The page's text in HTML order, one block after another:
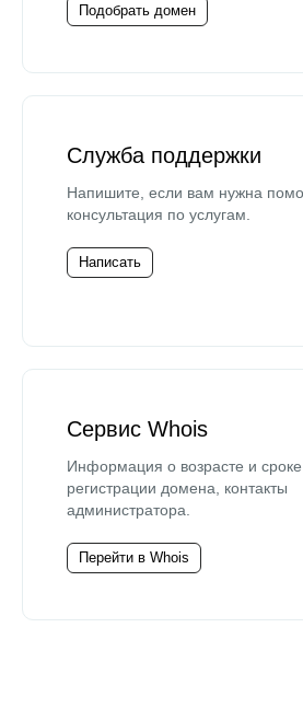
Подобрать домен
Служба поддержки
Напишите, если вам нужна
консультация по услугам.
Написать
Сервис Whois
Информация о возрасте и сроке
регистрации домена, контакты
администратора.
Перейти в Whois